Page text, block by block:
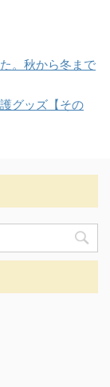
。秋から冬まで
グッズ【その